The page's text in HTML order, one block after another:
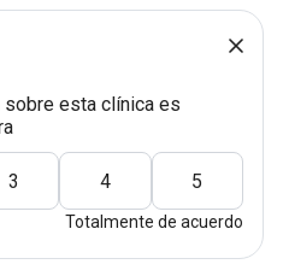
sobre esta clínica es
3 4 5
Totalmente de acuerdo